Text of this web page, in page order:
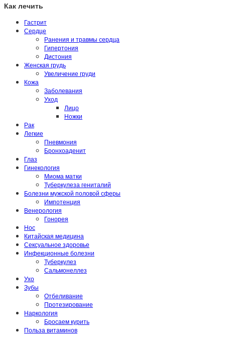
Как лечить
Гастрит
Сердце
Ранения и травмы сердца
Гипертония
Дистония
Женская грудь
Увеличение груди
Кожа
Заболевания
Уход
Лицо
Ножки
Рак
Легкие
Пневмония
Бронхоаденит
Глаз
Гинекология
Миома матки
Туберкулеза гениталий
Болезни мужской половой сферы
Импотенция
Венерология
Гонорея
Нос
Китайская медицина
Сексуальное здоровье
Инфекционные болезни
Туберкулез
Сальмонеллез
Ухо
Зубы
Отбеливание
Протезирование
Наркология
Бросаем курить
Польза витаминов